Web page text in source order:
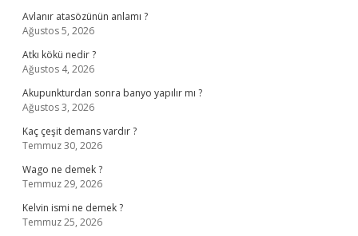
Avlanır atasözünün anlamı ?
Ağustos 5, 2026
Atkı kökü nedir ?
Ağustos 4, 2026
Akupunkturdan sonra banyo yapılır mı ?
Ağustos 3, 2026
Kaç çeşit demans vardır ?
Temmuz 30, 2026
Wago ne demek ?
Temmuz 29, 2026
Kelvin ismi ne demek ?
Temmuz 25, 2026